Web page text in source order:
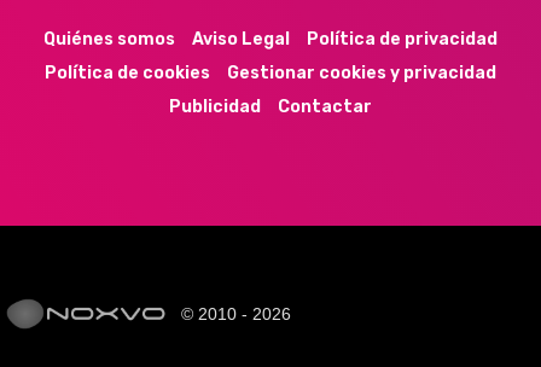
Quiénes somos Aviso Legal
Política de privacidad
Política de cookies
Gestionar cookies y privacidad
Publicidad
Contactar
© 2010 - 2026